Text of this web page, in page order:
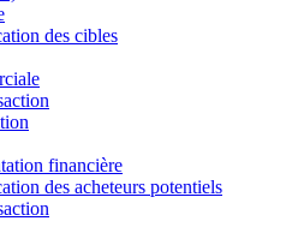
des cibles
financière
des acheteurs potentiels